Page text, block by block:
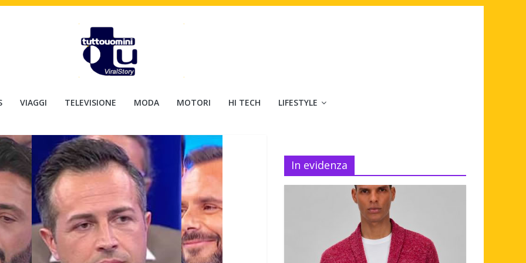
VIAGGI TELEVISIONE MODA MOTORI HI TECH LIFESTYLE
In evidenza